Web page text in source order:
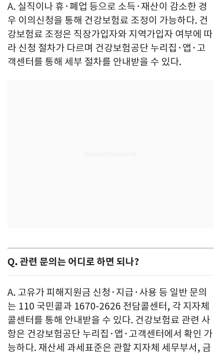
A. 실직이나 휴·폐업 등으로 소득·재산이 감소한 경
우 이의신청을 통해 건강보험료 조정이 가능하다. 건
강보험료 조정은 직장가입자와 지역가입자 여부에 따
라 신청 절차가 다르며 건강보험공단 누리집·앱·고
객센터를 통해 세부 절차를 안내받을 수 있다.
Q. 관련 문의는 어디로 하면 되나?
A. 고유가 피해지원금 신청·지급·사용 등 일반 문의
는 110 국민콜과 1670-2626 전담콜센터, 각 지자체
콜센터를 통해 안내받을 수 있다. 건강보험료 관련 사
항은 건강보험공단 누리집·앱·고객센터에서 확인 가
능하다. 재산세 과세표준은 관할 지자체 세무부서, 금